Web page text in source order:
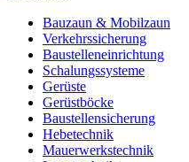
Bauzaun & Mobilzaun
Verkehrssicherung
Baustelleneinrichtung
Schalungssysteme
Gerüste
Gerüstböcke
Baustellensicherung
Hebetechnik
Mauerwerkstechnik